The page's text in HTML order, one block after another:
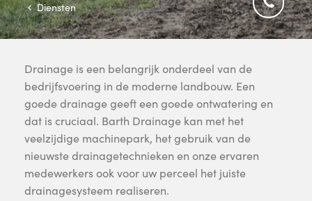
Diensten
Drainage is een belangrijk onderdeel van de
bedrijfsvoering in de moderne landbouw. Een
goede drainage geeft een goede ontwatering en
dat is cruciaal. Barth Drainage kan met het
veelzijdige machinepark, het gebruik van de
nieuwste drainagetechnieken en onze ervaren
medewerkers ook voor uw perceel het juiste
drainagesysteem realiseren.